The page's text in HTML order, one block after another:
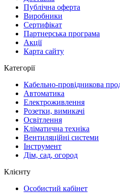
Публічна оферта
Виробники
Сертифікат
Партнерська програма
Акції
Карта сайту
Категорії
Кабельно-провідникова
Автоматика
Електроживлення
Розетки, вимикачі
Освітлення
Кліматична техніка
Вентиляційні системи
Інструмент
Дім, сад, огород
Клієнту
Особистий кабінет